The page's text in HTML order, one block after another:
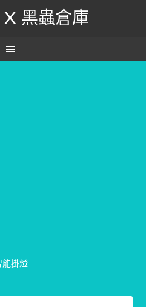
黑蟲倉庫
能掛燈